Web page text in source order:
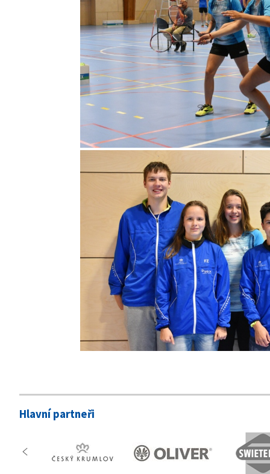
Hlavní partneři